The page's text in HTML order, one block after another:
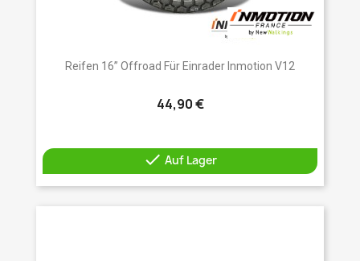
Reifen 16” Offroad Für Einrader Inmotion V12
44,90 €
 Auf Lager